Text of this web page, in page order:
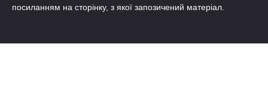
посиланням на сторінку, з якої запозичений матеріал.